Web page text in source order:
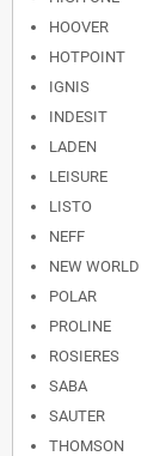
HOOVER
HOTPOINT
IGNIS
INDESIT
LADEN
LEISURE
LISTO
NEFF
NEW WORLD
POLAR
PROLINE
ROSIERES
SABA
SAUTER
THOMSON